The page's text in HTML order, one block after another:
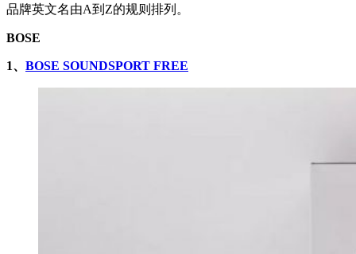
品牌英文名由A到Z的规则排列。
BOSE
1、 BOSE SOUNDSPORT FREE